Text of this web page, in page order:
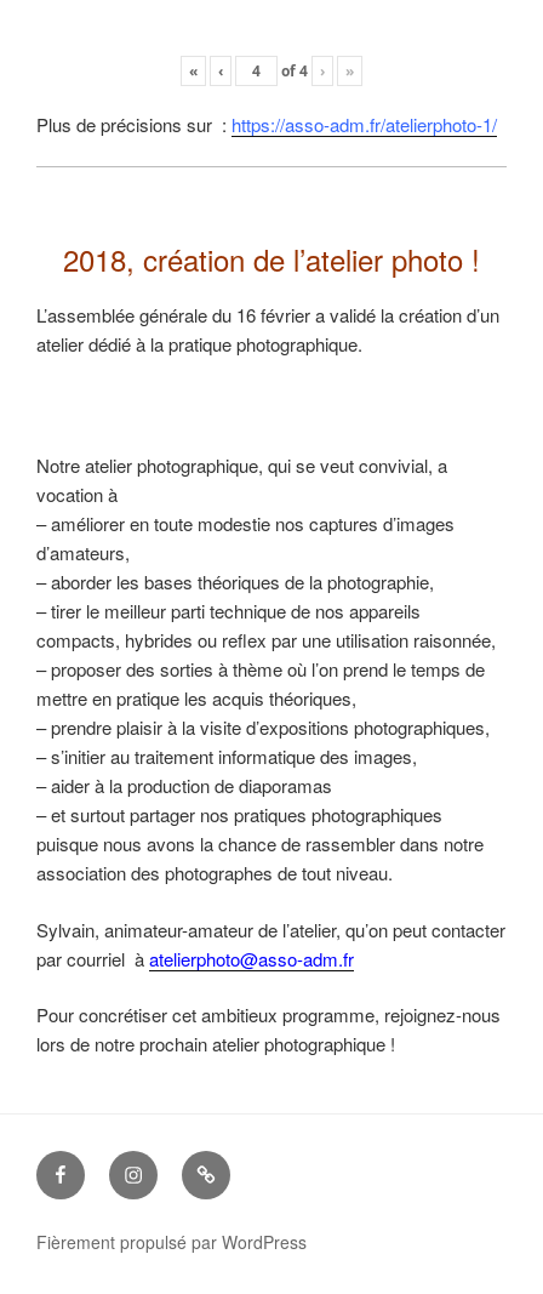
« ‹ of4 › »
Plus de précisions sur : https://asso-adm.fr/atelierphoto-1/
2018, création de l’atelier photo !
L’assemblée générale du 16 février a validé la création d’un
atelier dédié à la pratique photographique.
Notre atelier photographique, qui se veut convivial, a
vocation à
– améliorer en toute modestie nos captures d’images
d’amateurs,
– aborder les bases théoriques de la photographie,
– tirer le meilleur parti technique de nos appareils
compacts, hybrides ou reflex par une utilisation raisonnée,
– proposer des sorties à thème où l’on prend le temps de
mettre en pratique les acquis théoriques,
– prendre plaisir à la visite d’expositions photographiques,
– s’initier au traitement informatique des images,
– aider à la production de diaporamas
– et surtout partager nos pratiques photographiques
puisque nous avons la chance de rassembler dans notre
association des photographes de tout niveau.
Sylvain, animateur-amateur de l’atelier, qu’on peut contacter
par courriel àatelierphoto@asso-adm.fr
Pour concrétiser cet ambitieux programme, rejoignez-nous
lors de notre prochain atelier photographique !
facebookinstagramNous
contacter
Fièrement propulsé par WordPress